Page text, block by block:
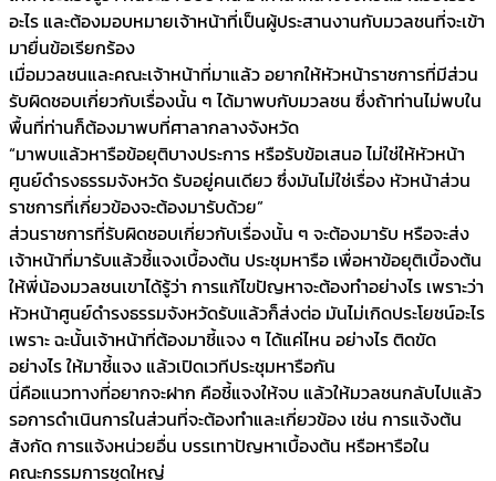
อะไร และต้องมอบหมายเจ้าหน้าที่เป็นผู้ประสานงานกับมวลชนที่จะเข้า
มายื่นข้อเรียกร้อง
เมื่อมวลชนและคณะเจ้าหน้าที่มาแล้ว อยากให้หัวหน้าราชการที่มีส่วน
รับผิดชอบเกี่ยวกับเรื่องนั้น ๆ ได้มาพบกับมวลชน ซึ่งถ้าท่านไม่พบใน
พื้นที่ท่านก็ต้องมาพบที่ศาลากลางจังหวัด
“มาพบแล้วหารือข้อยุติบางประการ หรือรับข้อเสนอ ไม่ใช่ให้หัวหน้า
ศูนย์ดำรงธรรมจังหวัด รับอยู่คนเดียว ซึ่งมันไม่ใช่เรื่อง หัวหน้าส่วน
ราชการที่เกี่ยวข้องจะต้องมารับด้วย”
ส่วนราชการที่รับผิดชอบเกี่ยวกับเรื่องนั้น ๆ จะต้องมารับ หรือจะส่ง
เจ้าหน้าที่มารับแล้วชี้แจงเบื้องต้น ประชุมหารือ เพื่อหาข้อยุติเบื้องต้น
ให้พี่น้องมวลชนเขาได้รู้ว่า การแก้ไขปัญหาจะต้องทำอย่างไร เพราะว่า
หัวหน้าศูนย์ดำรงธรรมจังหวัดรับแล้วก็ส่งต่อ มันไม่เกิดประโยชน์อะไร
เพราะ ฉะนั้นเจ้าหน้าที่ต้องมาชี้แจง ๆ ได้แค่ไหน อย่างไร ติดขัด
อย่างไร ให้มาชี้แจง แล้วเปิดเวทีประชุมหารือกัน
นี่คือแนวทางที่อยากจะฝาก คือชี้แจงให้จบ แล้วให้มวลชนกลับไปแล้ว
รอการดำเนินการในส่วนที่จะต้องทำและเกี่ยวข้อง เช่น การแจ้งต้น
สังกัด การแจ้งหน่วยอื่น บรรเทาปัญหาเบื้องต้น หรือหารือใน
คณะกรรมการชุดใหญ่